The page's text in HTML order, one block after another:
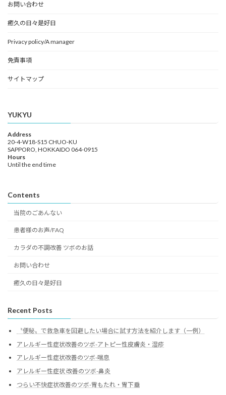
お問い合わせ
癒久の日々是好日
Privacy policy/A manager
免責事項
サイトマップ
YUKYU
Address
20-4-W18-S15 CHUO-KU
SAPPORO, HOKKAIDO 064-0915
Hours
Until the end time
Contents
当院のごあんない
患者様のお声/FAQ
カラダの不調改善 ツボのお話
お問い合わせ
癒久の日々是好日
Recent Posts
〝便秘〟で救急車を回避したい場合に試す方法を紹介します（一例）
アレルギー性症状改善のツボ-アトピー性皮膚炎・湿疹
アレルギー性症状改善のツボ-喘息
アレルギー性症状 改善のツボ-鼻炎
つらい不快症状改善のツボ-胃もたれ・胃下垂